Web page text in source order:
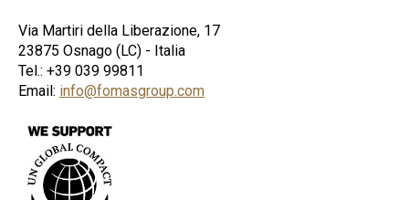
Via Martiri della Liberazione, 17
23875 Osnago (LC) - Italia
Tel.: +39 039 99811
Email: info@fomasgroup.com
Immagine